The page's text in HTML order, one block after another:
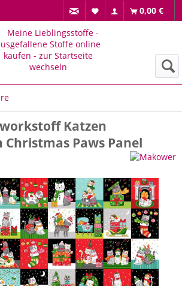
0,00 €
Katzen
Paws Panel